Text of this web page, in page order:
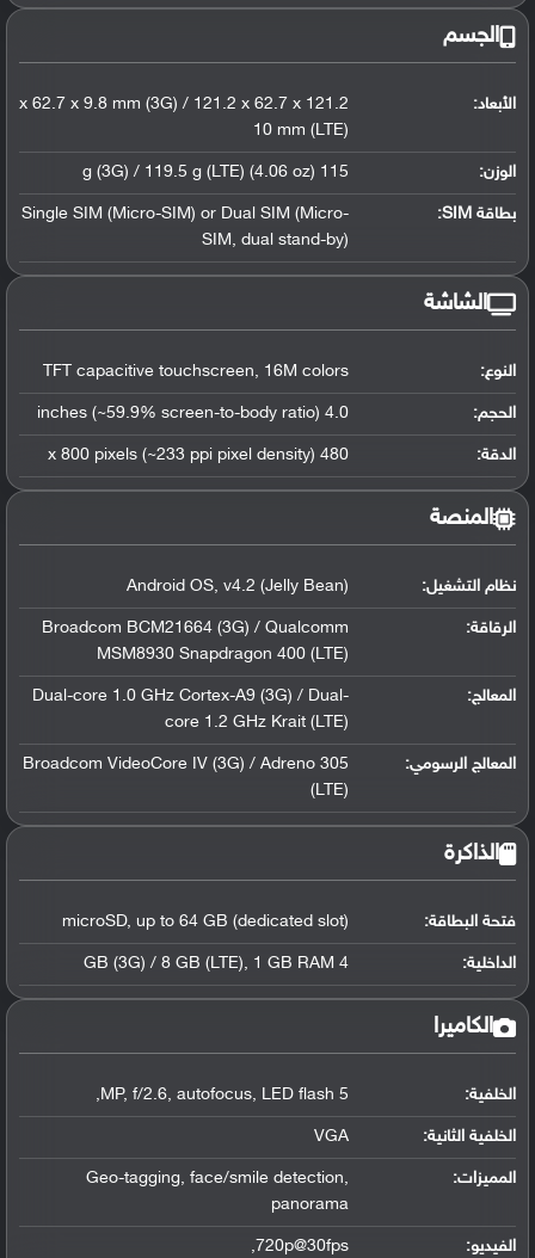
الجسم
الأبعاد:
121.2 x 62.7 x 9.8 mm (3G) / 121.2 x 62.7 x
10 mm (LTE)
الوزن: 115 g (3G) / 119.5 g (LTE) (4.06 oz)
بطاقة SIM:
Single SIM (Micro-SIM) or Dual SIM (Micro-
SIM, dual stand-by)
الشاشة
النوع: TFT capacitive touchscreen, 16M colors
الحجم: 4.0 inches (~59.9% screen-to-body ratio)
الدقة: 480 x 800 pixels (~233 ppi pixel density)
المنصة
نظام التشغيل:
Android OS, v4.2 (Jelly Bean)
الرقاقة:
Broadcom BCM21664 (3G) / Qualcomm
MSM8930 Snapdragon 400 (LTE)
المعالج:
Dual-core 1.0 GHz Cortex-A9 (3G) / Dual-
core 1.2 GHz Krait (LTE)
المعالج الرسومي:
Broadcom VideoCore IV (3G) / Adreno 305
(LTE)
الذاكرة
فتحة البطاقة: microSD, up to 64 GB (dedicated slot)
الداخلية: 4 GB (3G) / 8 GB (LTE), 1 GB RAM
الكاميرا
الخلفية: 5 MP, f/2.6, autofocus, LED flash,
الخلفية الثانية: VGA
المميزات:
Geo-tagging, face/smile detection,
panorama
الفيديو: 720p@30fps,